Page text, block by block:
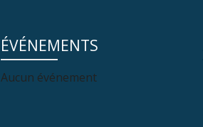
ÉVÉNEMENTS
Aucun événement